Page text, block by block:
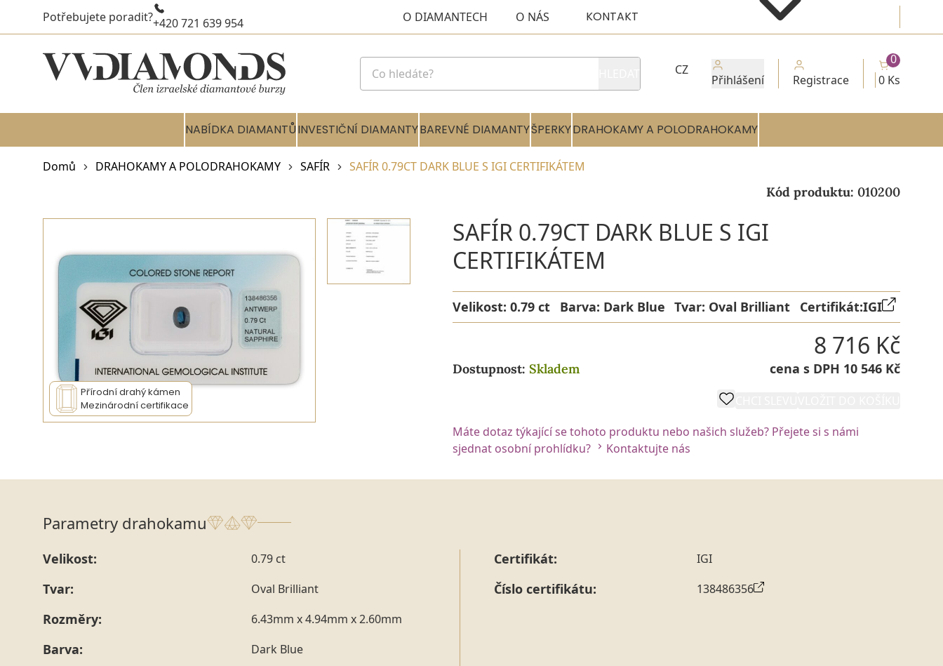
Potřebujete poradit?+420 721 639 954 O DIAMANTECH O NÁS KONTAKT
CZ
Přihlášení Registrace 0 Ks
0
NABÍDKA DIAMANTŮINVESTIČNÍ DIAMANTYBAREVNÉ DIAMANTYŠPERKYDRAHOKAMY A POLODRAHOKAMY
Domů DRAHOKAMY A POLODRAHOKAMY SAFÍR SAFÍR 0.79CT DARK BLUE S IGI CERTIFIKÁTEM
Kód produktu: 010200
Přírodní drahý kámen
Mezinárodní certifikace
SAFÍR 0.79CT DARK BLUE S IGI
CERTIFIKÁTEM
Velikost: 0.79 ct Barva: Dark Blue Tvar: Oval Brilliant Certifikát:IGI
Dostupnost: Skladem
8 716 Kč
cena s DPH 10 546 Kč
Máte dotaz týkající se tohoto produktu nebo našich služeb? Přejete si s námi
sjednat osobní prohlídku?
Kontaktujte nás
Parametry drahokamu
Velikost: 0.79 ct
Tvar: Oval Brilliant
Rozměry: 6.43mm x 4.94mm x 2.60mm
Barva: Dark Blue
Certifikát: IGI
Číslo certifikátu: 138486356